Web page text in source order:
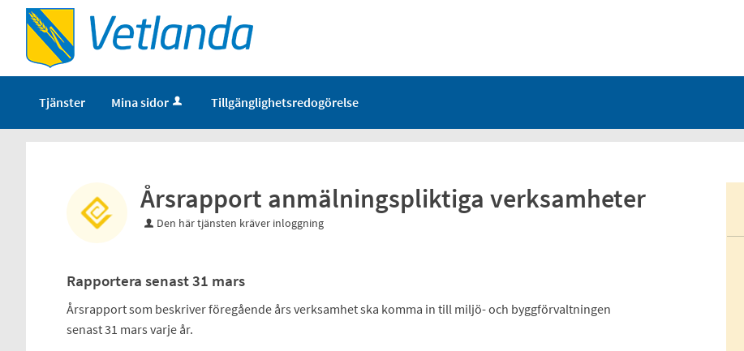
Tjänster Mina sidor Tillgänglighetsredogörelse
Årsrapport anmälningspliktiga verksamheter
Den här tjänsten kräver inloggning
Rapportera senast 31 mars
Årsrapport som beskriver föregående års verksamhet ska komma in till miljö- och byggförvaltningen
senast 31 mars varje år.